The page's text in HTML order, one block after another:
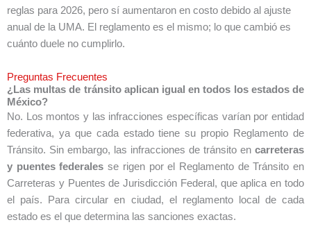
reglas para 2026, pero sí aumentaron en costo debido al ajuste
anual de la UMA. El reglamento es el mismo; lo que cambió es
cuánto duele no cumplirlo.
Preguntas Frecuentes
¿Las multas de tránsito aplican igual en todos los estados de
México?
No. Los montos y las infracciones específicas varían por entidad
federativa, ya que cada estado tiene su propio Reglamento de
Tránsito. Sin embargo, las infracciones de tránsito en carreteras
y puentes federales se rigen por el Reglamento de Tránsito en
Carreteras y Puentes de Jurisdicción Federal, que aplica en todo
el país. Para circular en ciudad, el reglamento local de cada
estado es el que determina las sanciones exactas.